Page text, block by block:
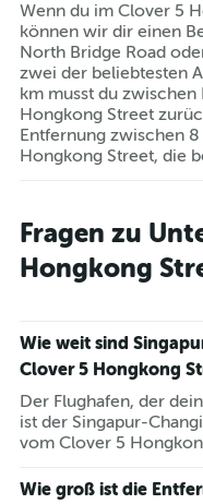
Wenn du im Clover 5
können wir dir einen
North Bridge Road
zwei der beliebtesten
km musst du
Hongkong Street
Entfernung zwischen
Hongkong Street, die
Fragen zu
Hongkong
Wie weit sind
Clover 5 Hongkong
Der Flughafen, der
ist der Singapur-
vom Clover 5
Wie groß ist die